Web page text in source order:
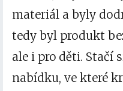
materiál a byly
tedy byl produkt
ale i pro děti. Stačí
nabídku, ve které